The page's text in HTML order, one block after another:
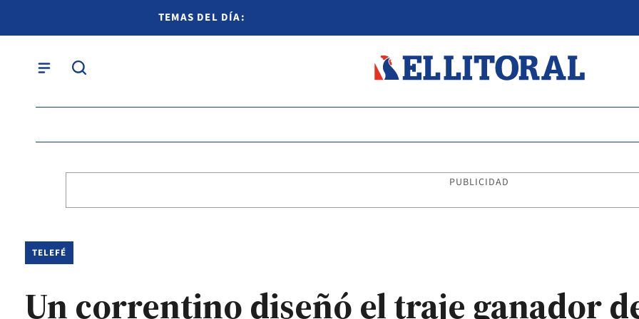
TEMAS DEL DÍA:
PUBLICIDAD
TELEFÉ
Un correntino diseñó el traje ganador